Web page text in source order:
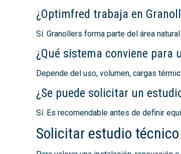
¿Optimfred trabaja en
Sí. Granollers forma parte del área
¿Qué sistema conviene para
Depende del uso, volumen, cargas
¿Se puede solicitar un
Sí. Es recomendable antes de definir
Solicitar estudio técnico